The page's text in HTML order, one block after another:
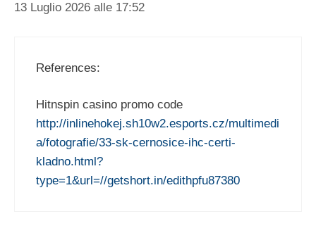
13 Luglio 2026 alle 17:52
References:
Hitnspin casino promo code
http://inlinehokej.sh10w2.esports.cz/multimedi
a/fotografie/33-sk-cernosice-ihc-certi-
kladno.html?
type=1&url=//getshort.in/edithpfu87380